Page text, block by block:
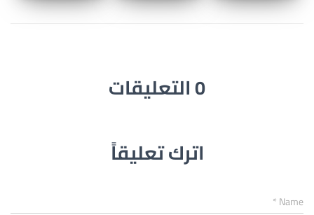
0 التعليقات
اترك تعليقاً
Name
*